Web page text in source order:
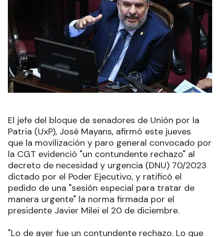
El jefe del bloque de senadores de Unión por la
Patria (UxP), José Mayans, afirmó este jueves
que la movilización y paro general convocado por
la CGT evidenció "un contundente rechazo" al
decreto de necesidad y urgencia (DNU) 70/2023
dictado por el Poder Ejecutivo, y ratificó el
pedido de una "sesión especial para tratar de
manera urgente" la norma firmada por el
presidente Javier Milei el 20 de diciembre.
"Lo de ayer fue un contundente rechazo. Lo que